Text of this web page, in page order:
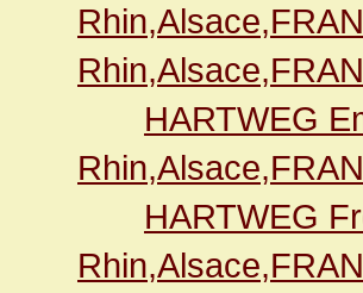
HARTWEG
HARTWEG